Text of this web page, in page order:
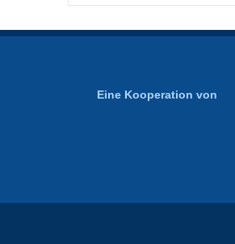
Eine Kooperation von